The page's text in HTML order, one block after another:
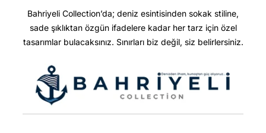
Bahriyeli Collection’da; deniz esintisinden sokak stiline,
sade şıklıktan özgün ifadelere kadar her tarz için özel
tasarımlar bulacaksınız. Sınırları biz değil, siz belirlersiniz.